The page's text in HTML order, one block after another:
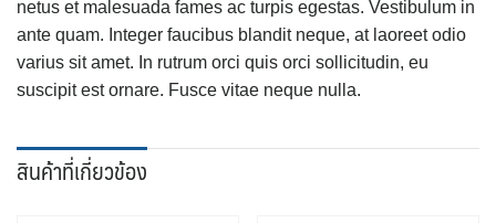
netus et malesuada fames ac turpis egestas. Vestibulum in
ante quam. Integer faucibus blandit neque, at laoreet odio
varius sit amet. In rutrum orci quis orci sollicitudin, eu
suscipit est ornare. Fusce vitae neque nulla.
สินค้าที่เกี่ยวข้อง